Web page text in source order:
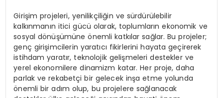
Girişim projeleri, yenilikçiliğin ve sürdürülebilir
kalkınmanın itici gücü olarak, toplumların ekonomik ve
sosyal dönüşümüne önemli katkılar sağlar. Bu projeler;
genç girişimcilerin yaratıcı fikirlerini hayata geçirerek
istihdam yaratır, teknolojik gelişmeleri destekler ve
yerel ekonomilere dinamizm katar. Her proje, daha
parlak ve rekabetçi bir gelecek inşa etme yolunda
önemli bir adım olup, bu projelere sağlanacak